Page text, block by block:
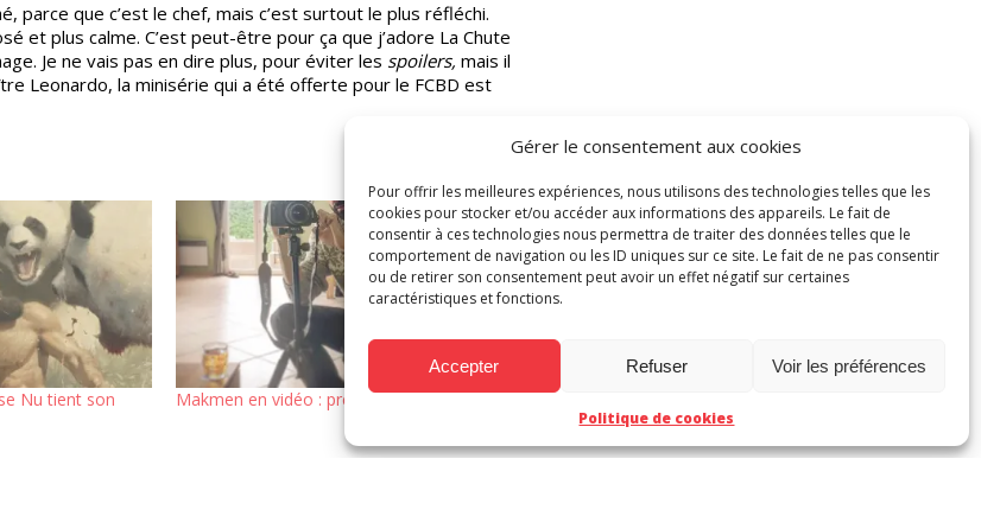
Gérer le consentement aux cookies
Pour offrir les meilleures expériences, nous utilisons des technologies telles que les
cookies pour stocker et/ou accéder aux informations des appareils. Le fait de
consentir à ces technologies nous permettra de traiter des données telles que le
comportement de navigation ou les ID uniques sur ce site. Le fait de ne pas consentir
ou de retirer son consentement peut avoir un effet négatif sur certaines
caractéristiques et fonctions.
Accepter Refuser Voir les préférences
Politique de cookies
parce que c’est le chef, mais c’est surtout le plus réfléchi.
et plus calme. C’est peut-être pour ça que j’adore La Chute
Je ne vais pas en dire plus, pour éviter les spoilers, mais il
Leonardo, la minisérie qui a été offerte pour le FCBD est
Nu tient son
Makmen en vidéo : présentations express